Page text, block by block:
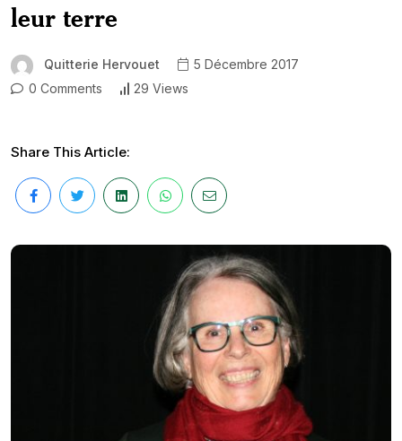
leur terre
Quitterie Hervouet
5 Décembre 2017
0 Comments
29 Views
Share This Article: